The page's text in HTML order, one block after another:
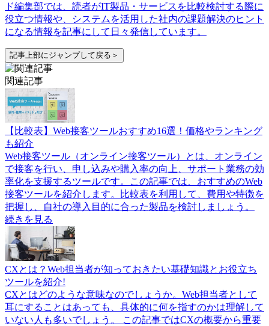
ド編集部では、読者がIT製品・サービスを比較検討する際に
役立つ情報や、システムを活用した社内の課題解決のヒント
になる情報を記事にして日々発信しています。
記事上部にジャンプして戻る＞
関連記事
【比較表】Web接客ツールおすすめ16選！価格やランキング
も紹介
Web接客ツール（オンライン接客ツール）とは、オンライン
で接客を行い、申し込みや購入率の向上、サポート業務の効
率化を支援するツールです。この記事では、おすすめのWeb
接客ツールを紹介します。比較表を利用して、費用や特徴を
把握し、自社の導入目的に合った製品を検討しましょう。
続きを見る
CXとは？Web担当者が知っておきたい基礎知識とお役立ち
ツールを紹介!
CXとはどのような意味なのでしょうか。Web担当者として
耳にすることはあっても、具体的に何を指すのかは理解して
いない人も多いでしょう。 この記事ではCXの概要から重要